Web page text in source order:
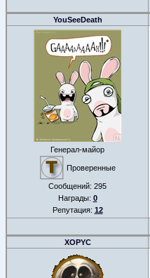
YouSeeDeath
Генерал-майор
Проверенные
Сообщений: 295
Награды: 0
Репутация: 12
XOPYC